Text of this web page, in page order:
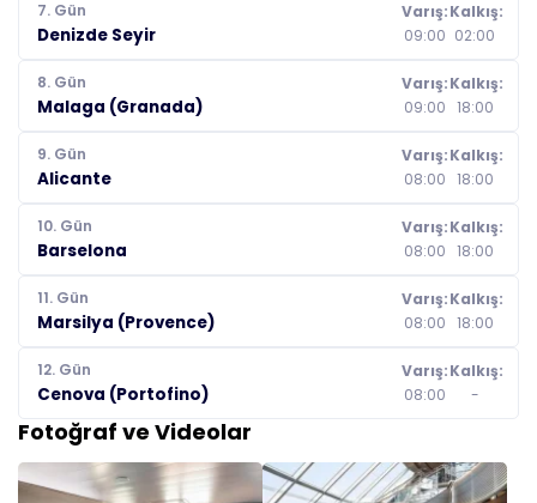
7. Gün
Denizde Seyir
Varış:
09:00
Kalkış:
02:00
8. Gün
Malaga (Granada)
Varış:
09:00
Kalkış:
18:00
9. Gün
Alicante
Varış:
08:00
Kalkış:
18:00
10. Gün
Barselona
Varış:
08:00
Kalkış:
18:00
11. Gün
Marsilya (Provence)
Varış:
08:00
Kalkış:
18:00
12. Gün
Cenova (Portofino)
Varış:
08:00
Kalkış:
-
Fotoğraf ve Videolar